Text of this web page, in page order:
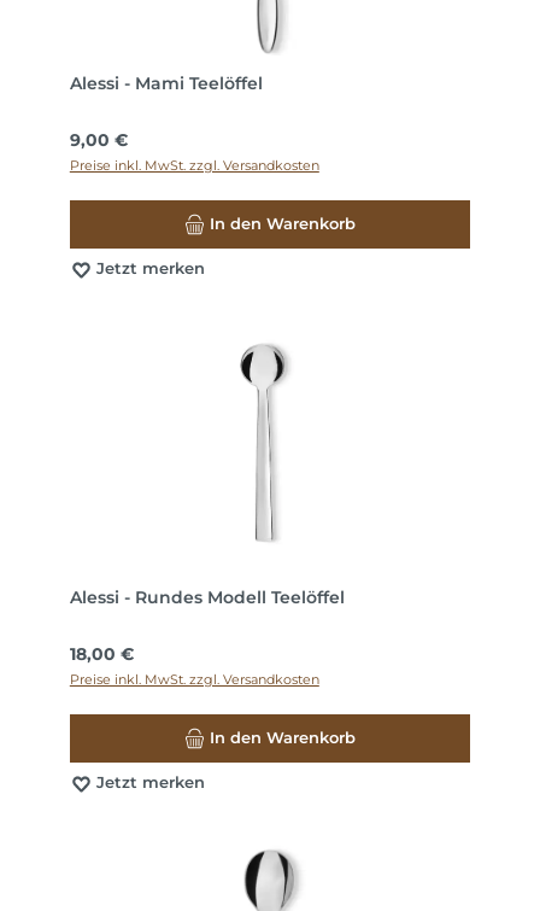
Alessi - Mami Teelöffel
Regulärer Preis:
9,00 €
Preise inkl. MwSt. zzgl. Versandkosten
In den Warenkorb
Jetzt merken
Alessi - Rundes Modell Teelöffel
Regulärer Preis:
18,00 €
Preise inkl. MwSt. zzgl. Versandkosten
In den Warenkorb
Jetzt merken